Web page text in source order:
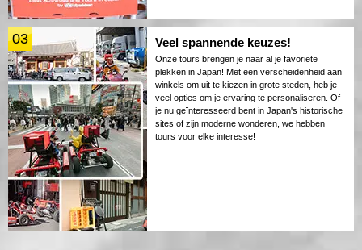
03 Veel spannende keuzes!
Onze tours brengen je naar al je favoriete
plekken in Japan! Met een verscheidenheid aan
winkels om uit te kiezen in grote steden, heb je
veel opties om je ervaring te personaliseren. Of
je nu geïnteresseerd bent in Japan's historische
sites of zijn moderne wonderen, we hebben
tours voor elke interesse!